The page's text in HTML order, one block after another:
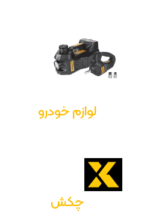
لوازم خودرو
چکش